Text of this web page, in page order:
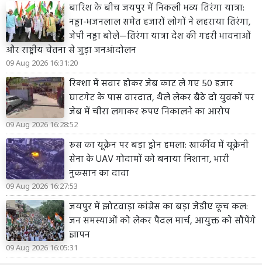
बारिश के बीच जयपुर में निकली भव्य तिरंगा यात्रा:
नड्डा-भजनलाल समेत हजारों लोगों ने लहराया तिरंगा,
जेपी नड्डा बोले—तिरंगा यात्रा देश की गहरी भावनाओं
और राष्ट्रीय चेतना से जुड़ा जनआंदोलन
09 Aug 2026 16:31:20
रिक्शा में सवार होकर जेब काट ले गए 50 हजार
घाटगेट के पास वारदात, थैले लेकर बैठे दो युवकों पर
जेब में चीरा लगाकर रुपए निकालने का आरोप
09 Aug 2026 16:28:52
रूस का यूक्रेन पर बड़ा ड्रोन हमला: खार्कीव में यूक्रेनी
सेना के UAV गोदामों को बनाया निशाना, भारी
नुकसान का दावा
09 Aug 2026 16:27:53
जयपुर में झोटवाड़ा कांग्रेस का बड़ा जेडीए कूच कल:
जन समस्याओं को लेकर पैदल मार्च, आयुक्त को सौंपेंगे
ज्ञापन
09 Aug 2026 16:05:31